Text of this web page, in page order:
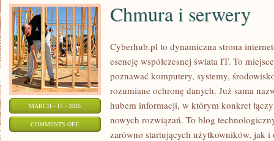
MARCH - 17 - 2026
COMMENTS OFFON
Chmura i serwery
Cyberhub.pl to dynamiczna strona
esencję współczesnej świata IT. To
poznawać komputery, systemy,
rozumiane ochronę danych. Już sama
hubem informacji, w którym konkret
nowych rozwiązań. To blog
zarówno startujących użytkowników, jak